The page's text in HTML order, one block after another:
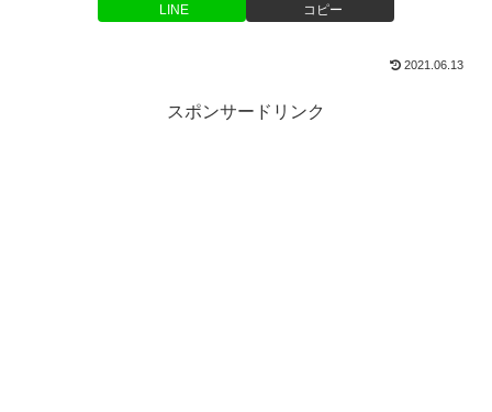
LINE コピー
2021.06.13
スポンサードリンク